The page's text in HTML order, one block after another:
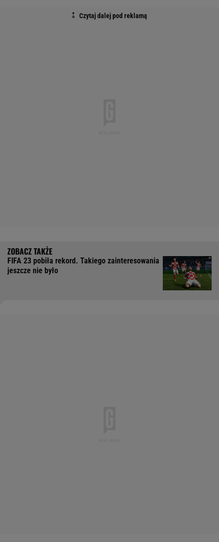
FIFA 23 pobiła rekord. Takiego zainteresowania
jeszcze nie było